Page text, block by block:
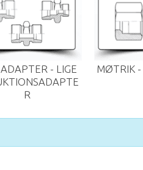
- LIGE
R
MØTRIK -